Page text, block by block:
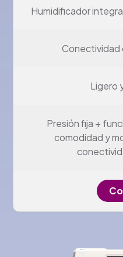
Humidificador
Conectividad
Ligero
Presión fija +
comodidad y